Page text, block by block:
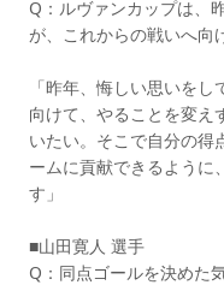
Q：ルヴァンカップは、
が、これからの戦いへ向
「昨年、悔しい思いを
向けて、やることを変え
いたい。そこで自分の得
ームに貢献できるように
す」
■山田寛人 選手
Q：同点ゴールを決めた